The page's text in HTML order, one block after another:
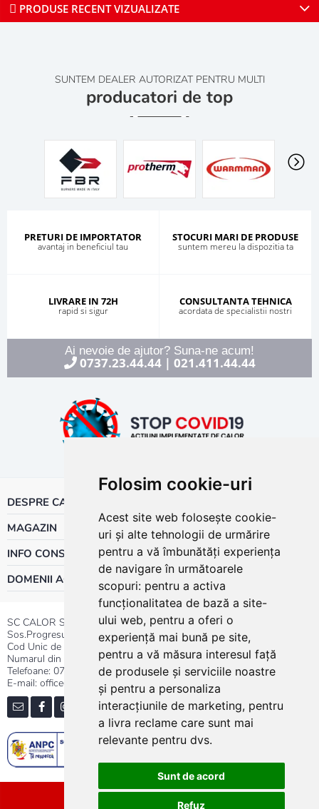
Folosim cookie-uri
Acest site web folosește cookie-
uri și alte tehnologii de urmărire
pentru a vă îmbunătăți experiența
de navigare în următoarele
scopuri: pentru a activa
funcționalitatea de bază a site-
ului web, pentru a oferi o
experiență mai bună pe site,
pentru a vă măsura interesul față
de produsele și serviciile noastre
și pentru a personaliza
interacțiunile de marketing, pentru
a livra reclame care sunt mai
relevante pentru dvs.
Sunt de acord
Refuz
PRODUSE RECENT VIZUALIZATE
SUNTEM DEALER AUTORIZAT PENTRU MULTI
producatori de top
PRETURI DE IMPORTATOR
avantaj in beneficiul tau
STOCURI MARI DE PRODUSE
suntem mereu la dispozitia ta
LIVRARE IN 72H
rapid si sigur
CONSULTANTA TEHNICA
acordata de specialistii nostri
Ai nevoie de ajutor? Suna-ne acum!
0737.23.44.44| 021.411.44.44
DESPRE CALOR
MAGAZIN
INFO CONSUMATOR
DOMENII ACTIVITATE
SC CALOR SRL
Sos.Progresului nr.30-40, Sector 5, Bucuresti
Cod Unic de Inregistrare: RO 3004724
Numarul din Registrul Comertului:J40/13176/1991
Telefoane: 0737.23.44.44|021.411.44.44
E-mail: office@calor.ro